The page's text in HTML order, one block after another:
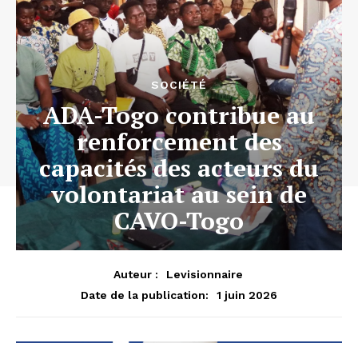
SOCIÉTÉ
ADA-Togo contribue au
renforcement des
capacités des acteurs du
volontariat au sein de
CAVO-Togo
Auteur :
Levisionnaire
Date de la publication:
1 juin 2026